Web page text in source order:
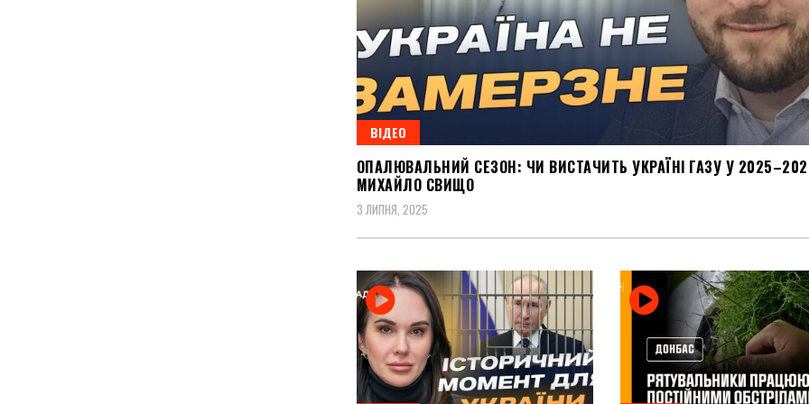
ВІДЕО
ОПАЛЮВАЛЬНИЙ СЕЗОН: ЧИ ВИСТАЧИТЬ УКРАЇНІ ГАЗУ У
МИХАЙЛО СВИЩО
3 ЛИПНЯ, 2025